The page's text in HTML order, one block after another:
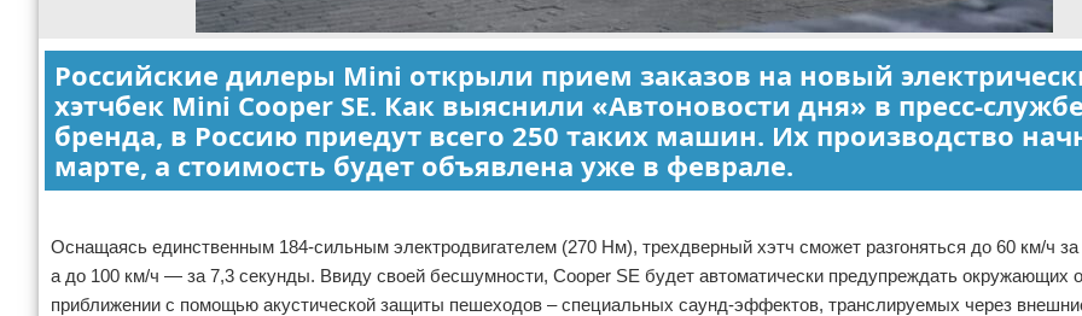
Российские дилеры Mini открыли прием заказов на новый
хэтчбек Mini Cooper SE. Как выяснили «Автоновости дня» в пресс-службе
бренда, в Россию приедут всего 250 таких машин. Их производство
марте, а стоимость будет объявлена уже в феврале.
Оснащаясь единственным 184-сильным электродвигателем (270 Нм), трехдверный хэтч сможет разгоняться до 60 км/ч
а до 100 км/ч — за 7,3 секунды. Ввиду своей бесшумности, Cooper SE будет автоматически предупреждать окружающих
приближении с помощью акустической защиты пешеходов – специальных саунд-эффектов, транслируемых через